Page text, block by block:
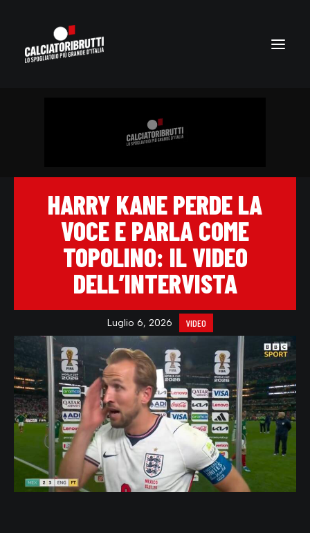
HARRY KANE PERDE LA
VOCE E PARLA COME
TOPOLINO: IL VIDEO
DELL’INTERVISTA
Luglio 6, 2026 VIDEO